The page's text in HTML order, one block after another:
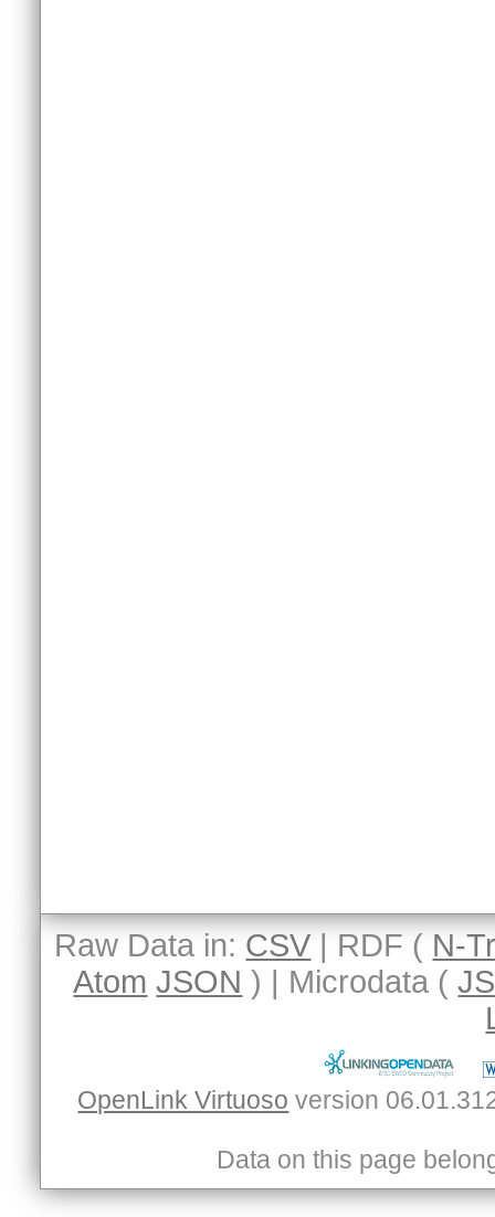
Raw Data in: CSV | RDF ( N-
Atom JSON ) | Microdata (
OpenLink Virtuoso
Data on this page